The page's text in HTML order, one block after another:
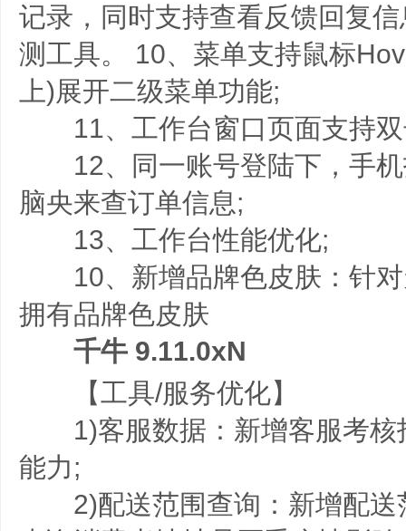
记录，同时支持查看反馈回复
测工具。 10、菜单支持鼠标
上)展开二级菜单功能;
11、工作台窗口页面支持双
12、同一账号登陆下，手机
脑央来查订单信息;
13、工作台性能优化;
10、新增品牌色皮肤：针对
拥有品牌色皮肤
千牛 9.11.0xN
【工具/服务优化】
1)客服数据：新增客服考核
能力;
2)配送范围查询：新增配送